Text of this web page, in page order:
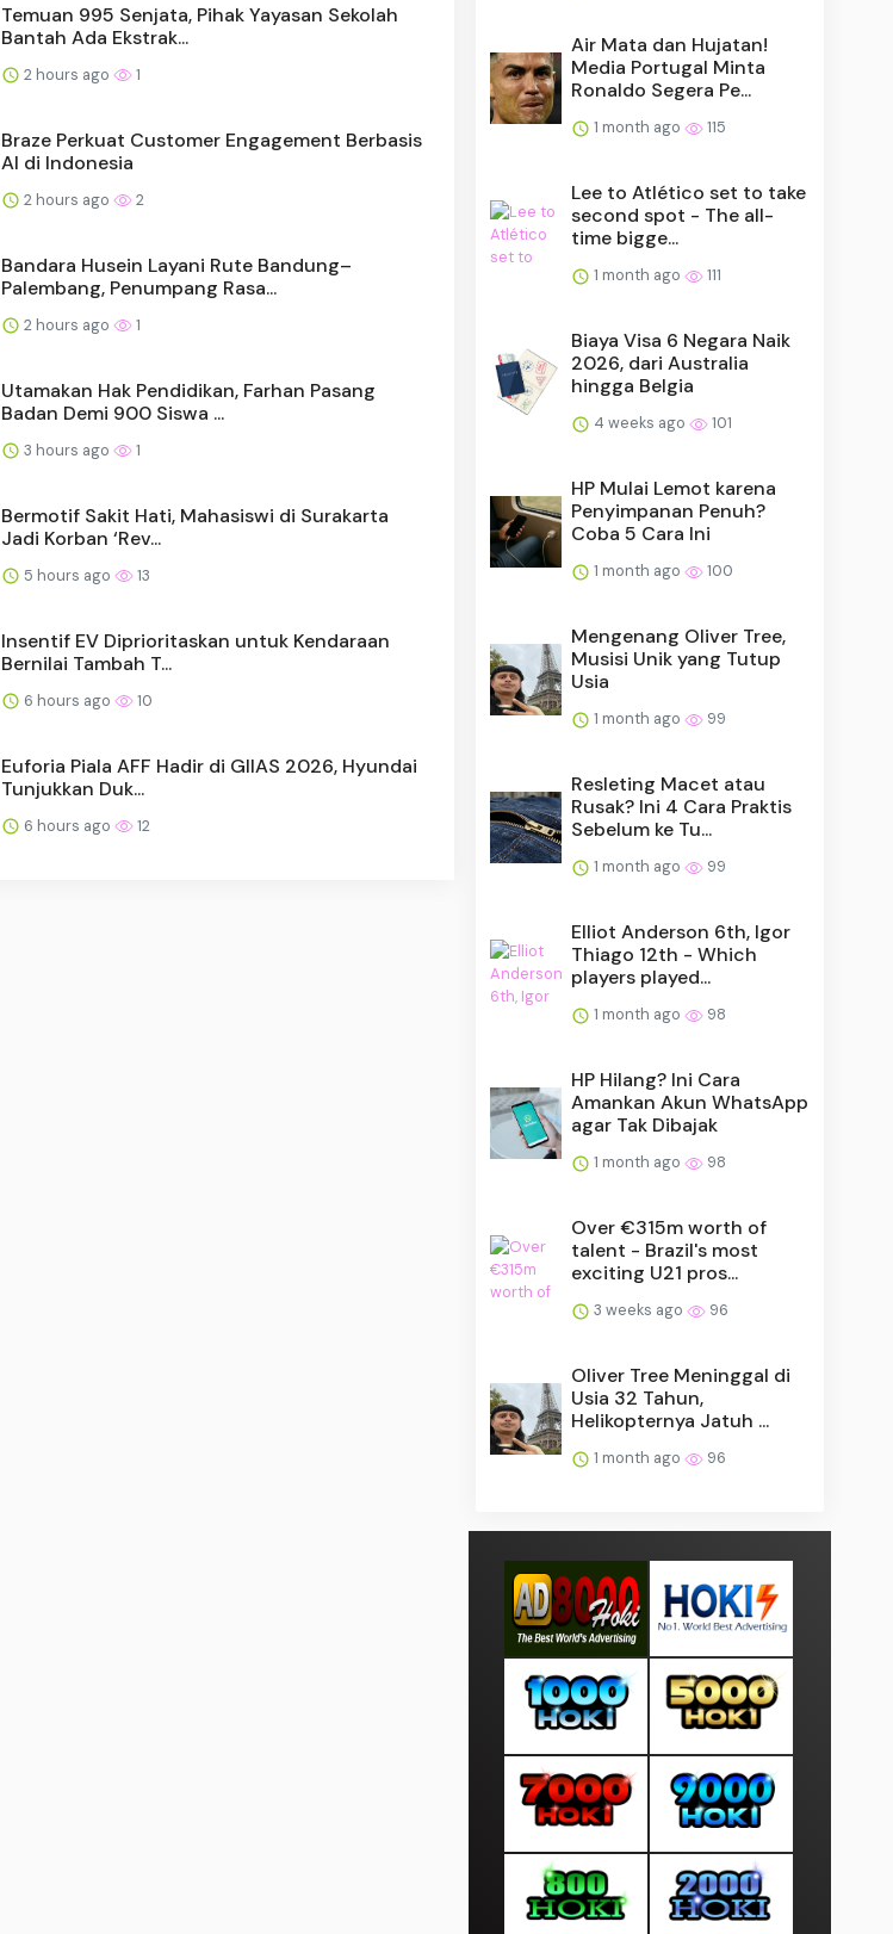
Temuan 995 Senjata, Pihak Yayasan Sekolah
Bantah Ada Ekstrak...
2 hours ago 1
Braze Perkuat Customer Engagement Berbasis
AI di Indonesia
2 hours ago 2
Bandara Husein Layani Rute Bandung–
Palembang, Penumpang Rasa...
2 hours ago 1
Utamakan Hak Pendidikan, Farhan Pasang
Badan Demi 900 Siswa ...
3 hours ago 1
Bermotif Sakit Hati, Mahasiswi di Surakarta
Jadi Korban ‘Rev...
5 hours ago 13
Insentif EV Diprioritaskan untuk Kendaraan
Bernilai Tambah T...
6 hours ago 10
Euforia Piala AFF Hadir di GIIAS 2026, Hyundai
Tunjukkan Duk...
6 hours ago 12
Air Mata dan Hujatan!
Media Portugal Minta
Ronaldo Segera Pe...
1 month ago 115
Lee to Atlético set to take
second spot - The all-
time bigge...
1 month ago 111
Biaya Visa 6 Negara Naik
2026, dari Australia
hingga Belgia
4 weeks ago 101
HP Mulai Lemot karena
Penyimpanan Penuh?
Coba 5 Cara Ini
1 month ago 100
Mengenang Oliver Tree,
Musisi Unik yang Tutup
Usia
1 month ago 99
Resleting Macet atau
Rusak? Ini 4 Cara Praktis
Sebelum ke Tu...
1 month ago 99
Elliot Anderson 6th, Igor
Thiago 12th - Which
players played...
1 month ago 98
HP Hilang? Ini Cara
Amankan Akun WhatsApp
agar Tak Dibajak
1 month ago 98
Over €315m worth of
talent - Brazil's most
exciting U21 pros...
3 weeks ago 96
Oliver Tree Meninggal di
Usia 32 Tahun,
Helikopternya Jatuh ...
1 month ago 96